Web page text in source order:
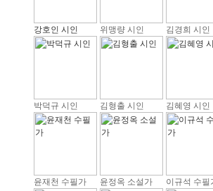
강호인 시인 위맹량 시인 김경희 시인
박덕규 시인 김형출 시인 김혜영 시인
윤재천 수필가 윤정옥 소설가 이규석 수필